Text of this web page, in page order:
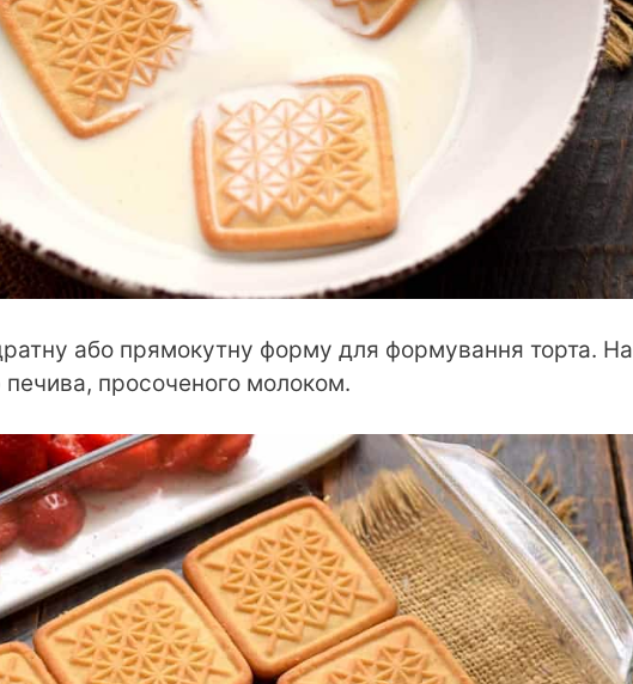
або прямокутну форму для формування торта. На
просоченого молоком.